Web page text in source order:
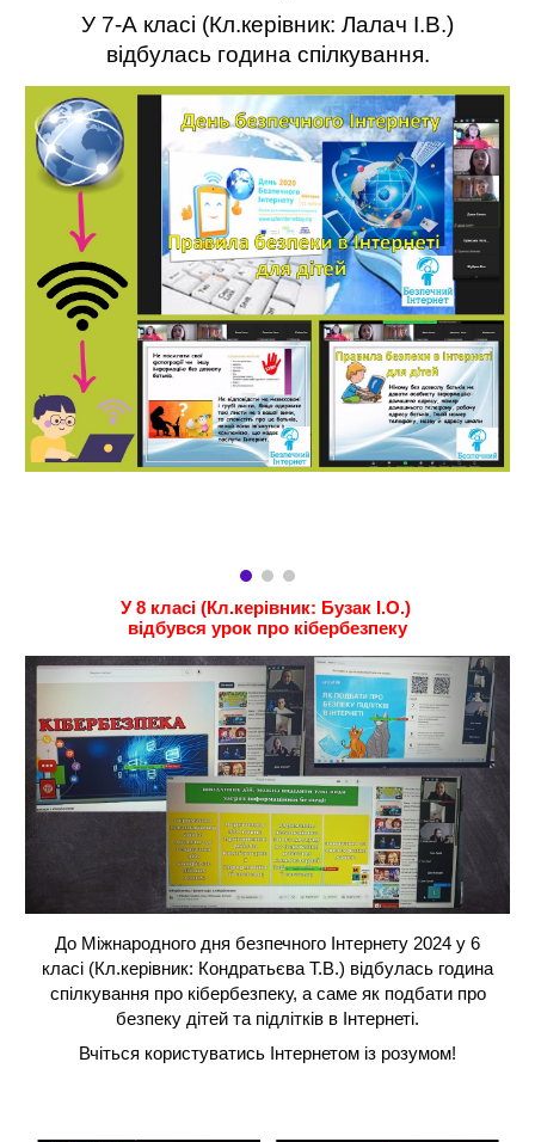
У 7-А класі (Кл.керівник: Лалач І.В.)
відбулась година спілкування.
У 8 класі (Кл.керівник: Бузак І.О.)
відбувся урок про кібербезпеку
До Міжнародного дня безпечного Інтернету 2024 у 6
класі (Кл.керівник: Кондратьєва Т.В.) відбулась година
спілкування про кібербезпеку, а саме як подбати про
безпеку дітей та підлітків в Інтернеті.
Вчіться користуватись Інтернетом із розумом!